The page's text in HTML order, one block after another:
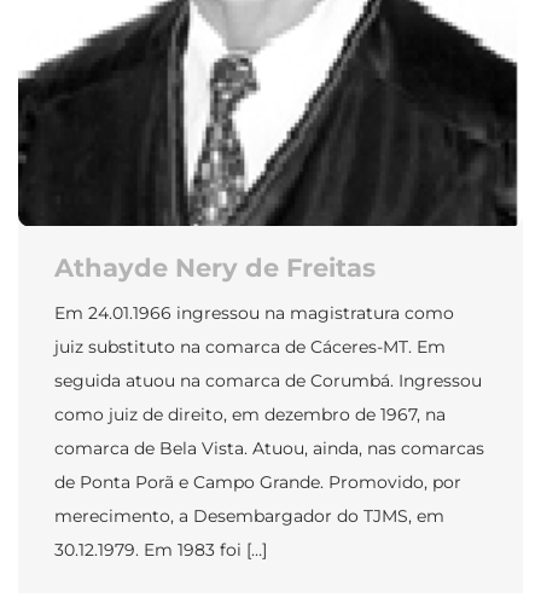
Athayde Nery de Freitas
Em 24.01.1966 ingressou na magistratura como
juiz substituto na comarca de Cáceres-MT. Em
seguida atuou na comarca de Corumbá. Ingressou
como juiz de direito, em dezembro de 1967, na
comarca de Bela Vista. Atuou, ainda, nas comarcas
de Ponta Porã e Campo Grande. Promovido, por
merecimento, a Desembargador do TJMS, em
30.12.1979. Em 1983 foi […]